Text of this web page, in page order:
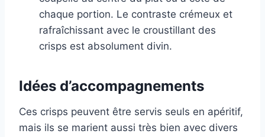
chaque portion. Le contraste crémeux et
rafraîchissant avec le croustillant des
crisps est absolument divin.
Idées d’accompagnements
Ces crisps peuvent être servis seuls en apéritif,
mais ils se marient aussi très bien avec divers